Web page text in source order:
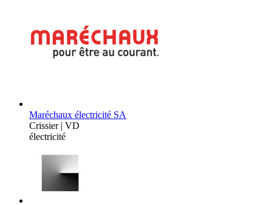
Maréchaux électricité SA
Crissier | VD
électricité